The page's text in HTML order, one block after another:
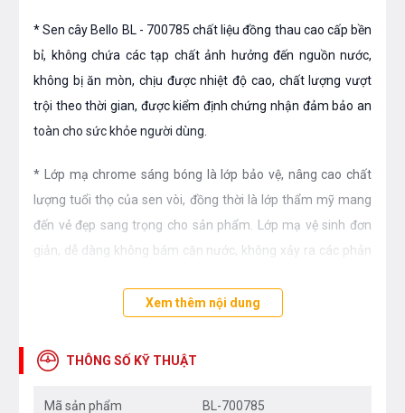
* Sen cây Bello BL - 700785 chất liệu đồng thau cao cấp bền
bỉ, không chứa các tạp chất ảnh hưởng đến nguồn nước,
không bị ăn mòn, chịu được nhiệt độ cao, chất lượng vượt
trội theo thời gian, được kiểm định chứng nhận đảm bảo an
toàn cho sức khỏe người dùng.
* Lớp mạ chrome sáng bóng là lớp bảo vệ, nâng cao chất
lượng tuổi thọ của sen vòi, đồng thời là lớp thẩm mỹ mang
đến vẻ đẹp sang trọng cho sản phẩm. Lớp mạ vệ sinh đơn
giản, dễ dàng không bám cặn nước, không xảy ra các phản
* 10 năm là thời gian bảo hành của dòng sen cây tắm Bello
phân phối mong muốn tạo dựng niềm tin của khách hàng về
Xem thêm nội dung
THÔNG SỐ KỸ THUẬT
Mã sản phẩm BL-700785